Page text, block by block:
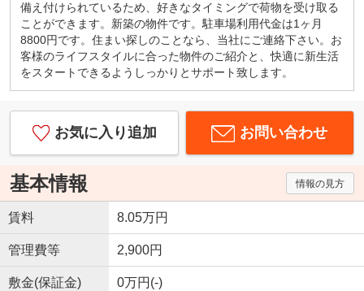
備え付けられているため、好きなタイミングで荷物を受け取る
ことができます。新築の物件です。駐車場利用代金は1ヶ月
8800円です。住まい探しのことなら、当社にご連絡下さい。お
客様のライフスタイルに合った物件のご紹介と、快適に新生活
をスタートできるようしっかりとサポート致します。
お気に入り追加 お問い合わせ
基本情報 情報の見方
賃料 8.05万円
管理費等 2,900円
敷金(保証金) 0万円(-)